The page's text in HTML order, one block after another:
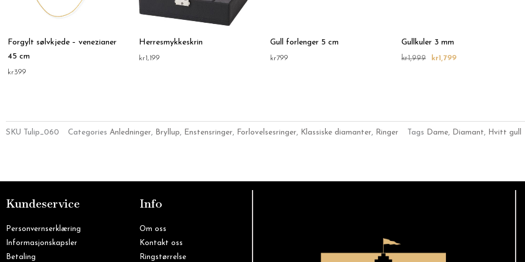
Forgylt sølvkjede – venezianer
45 cm
kr399
Herresmykkeskrin
kr1,199
Gull forlenger 5 cm
kr799
Gullkuler 3 mm
kr1,999 kr1,799
SKU Tulip_060 Categories Anledninger, Bryllup, Enstensringer, Forlovelsesringer, Klassiske diamanter, Ringer Tags Dame, Diamant, Hvitt gull
Kundeservice
Personvernserklæring
Informasjonskapsler
Betaling
Info
Om oss
Kontakt oss
Ringstørrelse